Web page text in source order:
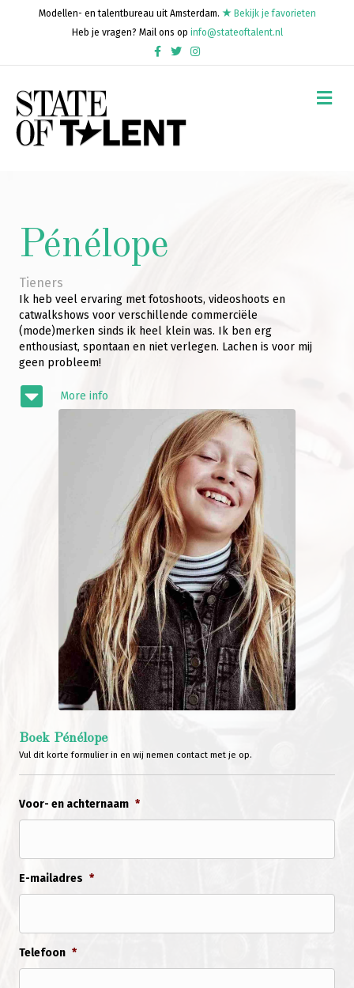
Modellen- en talentbureau uit Amsterdam.
Bekijk je favorieten
Heb je vragen? Mail ons op info@stateoftalent.nl
FacebookTwitterInstagram
Pénélope
Tieners
Ik heb veel ervaring met fotoshoots, videoshoots en
catwalkshows voor verschillende commerciële
(mode)merken sinds ik heel klein was. Ik ben erg
enthousiast, spontaan en niet verlegen. Lachen is voor mij
geen probleem!
More info
Boek Pénélope
Vul dit korte formulier in en wij nemen contact met je op.
Voor- en achternaam *
E-mailadres *
Telefoon *